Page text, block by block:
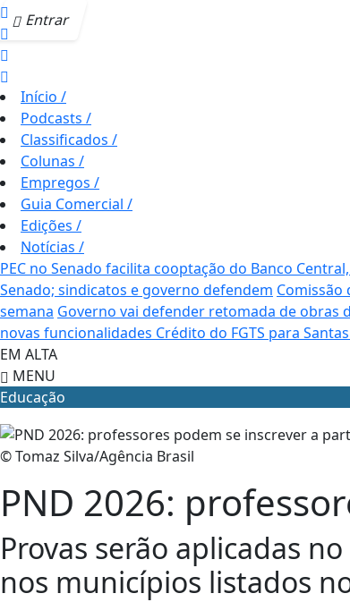
Entrar
Início /
Podcasts /
Classificados /
Colunas /
Empregos /
Guia Comercial /
Edições /
Notícias /
PEC no Senado facilita cooptação do Banco
Senado; sindicatos e governo defendem Comissão
semana Governo vai defender retomada de obras
novas funcionalidades Crédito do FGTS para
EM ALTA
MENU
Educação
© Tomaz Silva/Agência Brasil
PND 2026:
Provas serão aplicadas
nos municípios listados